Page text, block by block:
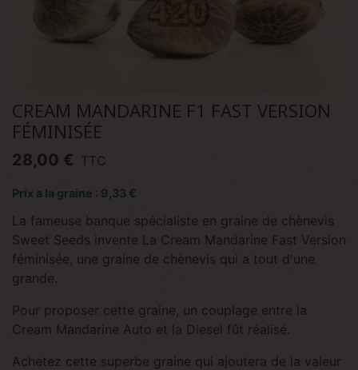
CREAM MANDARINE F1 FAST VERSION
FÉMINISÉE
28,00 € TTC
Prix a la graine : 9,33 €
La fameuse banque spécialiste en graine de chènevis
Sweet Seeds invente La Cream Mandarine Fast Version
féminisée, une graine de chènevis qui a tout d'une
grande.
Pour proposer cette graine, un couplage entre la
Cream Mandarine Auto et la Diesel fût réalisé.
Achetez cette superbe graine qui ajoutera de la valeur